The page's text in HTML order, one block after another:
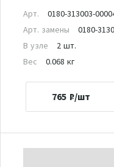
Арт.
0180-313003-
Арт. замены
0180-
В узле
2 шт.
Вес
0.068 кг
765 ₽/шт